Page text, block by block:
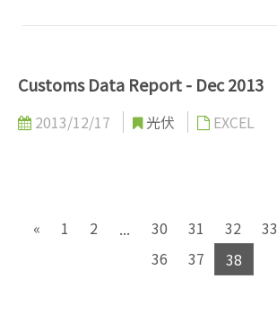
Customs Data Report - Dec 2013
2013/12/17 光伏 EXCEL
« 1 2 ... 30 31 32 33
36
37 38